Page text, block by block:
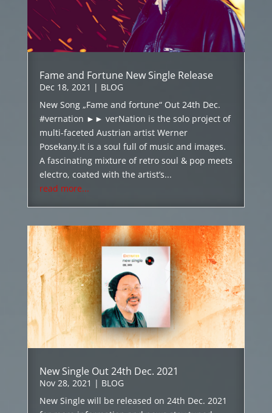
Fame and Fortune New Single Release
Dec 18, 2021 | BLOG
New Song „Fame and fortune“ Out 24th Dec.
#vernation ►► verNation is the solo project of
multi-faceted Austrian artist Werner
Posekany.It is a soul full of music and images.
A fascinating mixture of retro soul & pop meets
electro, coated with the artist’s...
read more...
New Single Out 24th Dec. 2021
Nov 28, 2021 | BLOG
New Single will be released on 24th Dec. 2021